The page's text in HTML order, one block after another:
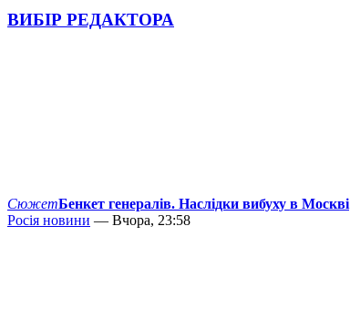
ВИБІР РЕДАКТОРА
СюжетБенкет генералів. Наслідки вибуху в Москві
Росія новини — Вчора, 23:58